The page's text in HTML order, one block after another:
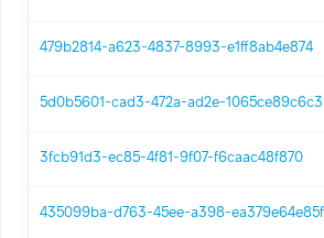
479b2814-a623-4837-8993-e1ff8ab4e874
5d0b5601-cad3-472a-ad2e-1065ce89c6c3
3fcb91d3-ec85-4f81-9f07-f6caac48f870
435099ba-d763-45ee-a398-ea379e64e85f